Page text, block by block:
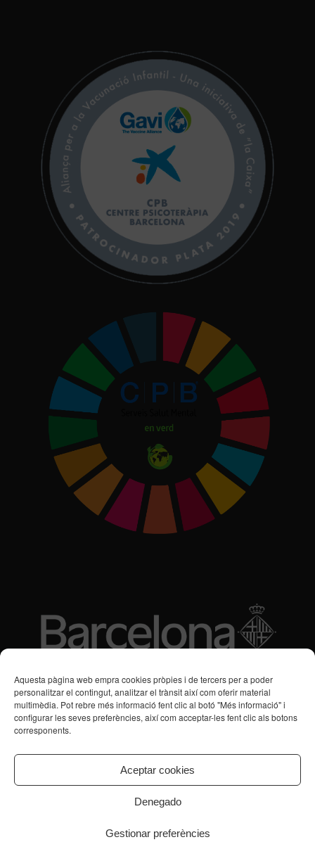
Aquesta pàgina web empra cookies pròpies i de tercers per a poder
personalitzar el contingut, analitzar el trànsit així com oferir material
multimèdia. Pot rebre més informació fent clic al botó "Més informació" i
configurar les seves preferències, així com acceptar-les fent clic als botons
corresponents.
Aceptar cookies
Denegado
Gestionar preferències
Subvencions des de 2016
Programa de Vacances/Suport Respir Familiar
Transtorns de Salut Mental